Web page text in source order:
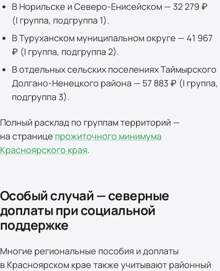
В Норильске и Северо-Енисейском — 32 279 ₽
(I группа, подгруппа 1).
В Туруханском муниципальном округе — 41 967
₽ (I группа, подгруппа 2).
В отдельных сельских поселениях Таймырского
Долгано-Ненецкого района — 57 883 ₽ (I группа,
подгруппа 3).
Полный расклад по группам территорий —
на странице прожиточного минимума
Красноярского края.
Особый случай — северные
доплаты при социальной
поддержке
Многие региональные пособия и доплаты
в Красноярском крае также учитывают районный